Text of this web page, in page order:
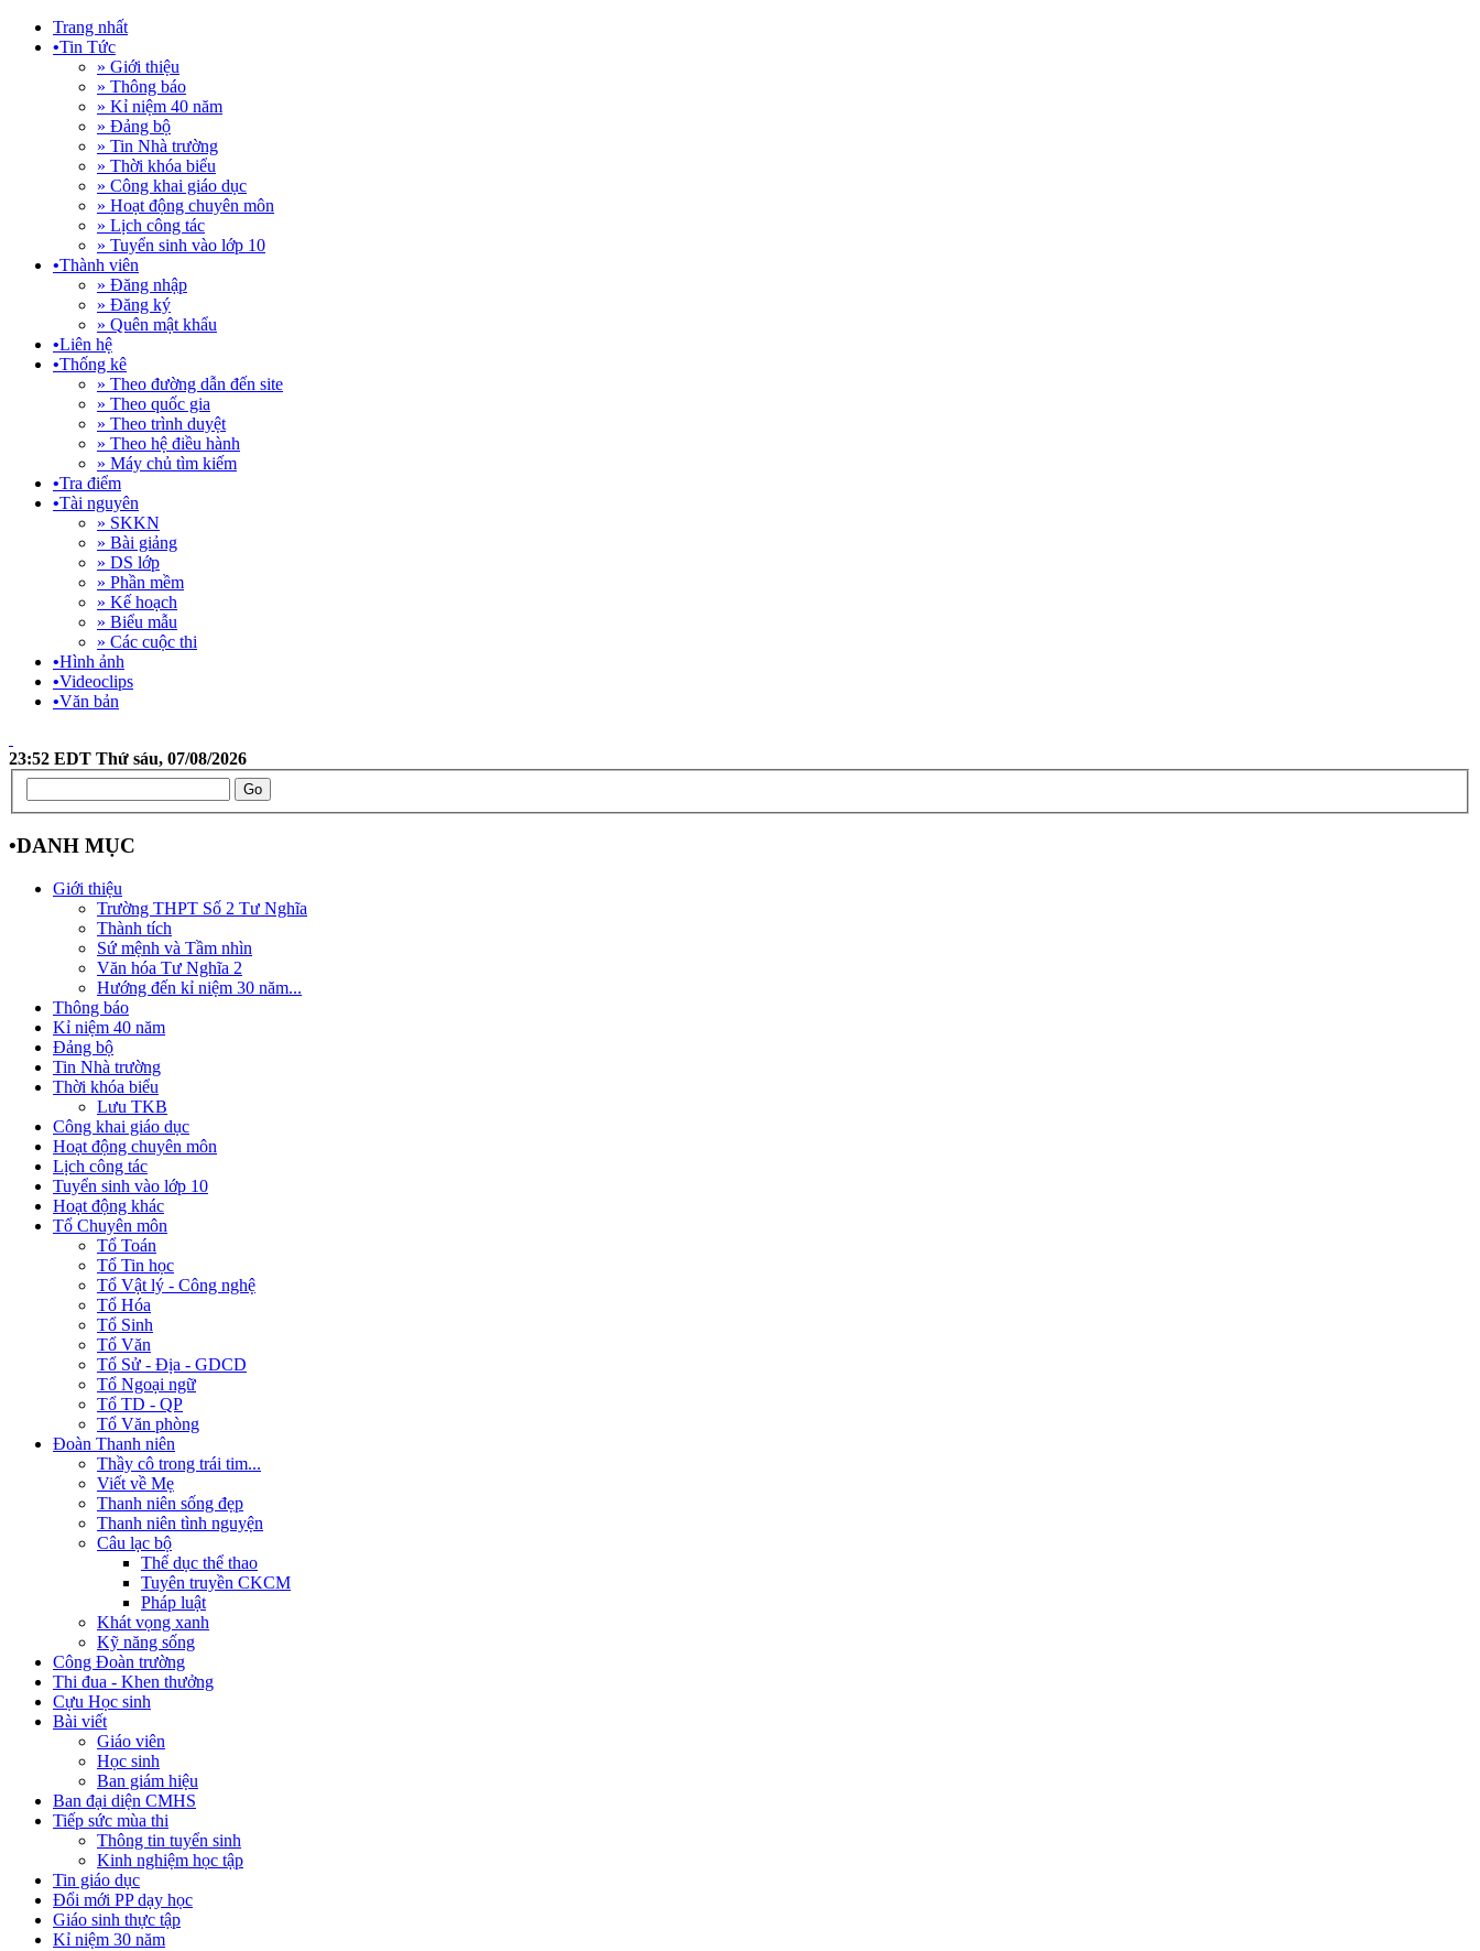
Trang nhất
•Tin Tức
» Giới thiệu
» Thông báo
» Kỉ niệm 40 năm
» Đảng bộ
» Tin Nhà trường
» Thời khóa biểu
» Công khai giáo dục
» Hoạt động chuyên môn
» Lịch công tác
» Tuyển sinh vào lớp 10
•Thành viên
» Đăng nhập
» Đăng ký
» Quên mật khẩu
•Liên hệ
•Thống kê
» Theo đường dẫn đến site
» Theo quốc gia
» Theo trình duyệt
» Theo hệ điều hành
» Máy chủ tìm kiếm
•Tra điểm
•Tài nguyên
» SKKN
» Bài giảng
» DS lớp
» Phần mềm
» Kế hoạch
» Biểu mẫu
» Các cuộc thi
•Hình ảnh
•Videoclips
•Văn bản
23:52 EDT Thứ sáu, 07/08/2026
•DANH MỤC
Giới thiệu
Trường THPT Số 2 Tư Nghĩa
Thành tích
Sứ mệnh và Tầm nhìn
Văn hóa Tư Nghĩa 2
Hướng đến kỉ niệm 30 năm...
Thông báo
Kỉ niệm 40 năm
Đảng bộ
Tin Nhà trường
Thời khóa biểu
Lưu TKB
Công khai giáo dục
Hoạt động chuyên môn
Lịch công tác
Tuyển sinh vào lớp 10
Hoạt động khác
Tổ Chuyên môn
Tổ Toán
Tổ Tin học
Tổ Vật lý - Công nghệ
Tổ Hóa
Tổ Sinh
Tổ Văn
Tổ Sử - Địa - GDCD
Tổ Ngoại ngữ
Tổ TD - QP
Tổ Văn phòng
Đoàn Thanh niên
Thầy cô trong trái tim...
Viết về Mẹ
Thanh niên sống đẹp
Thanh niên tình nguyện
Câu lạc bộ
Thể dục thể thao
Tuyên truyền CKCM
Pháp luật
Khát vọng xanh
Kỹ năng sống
Công Đoàn trường
Thi đua - Khen thưởng
Cựu Học sinh
Bài viết
Giáo viên
Học sinh
Ban giám hiệu
Ban đại diện CMHS
Tiếp sức mùa thi
Thông tin tuyển sinh
Kinh nghiệm học tập
Tin giáo dục
Đổi mới PP dạy học
Giáo sinh thực tập
Kỉ niệm 30 năm